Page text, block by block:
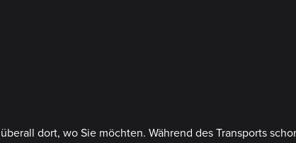
dort, wo Sie möchten. Während des Transports